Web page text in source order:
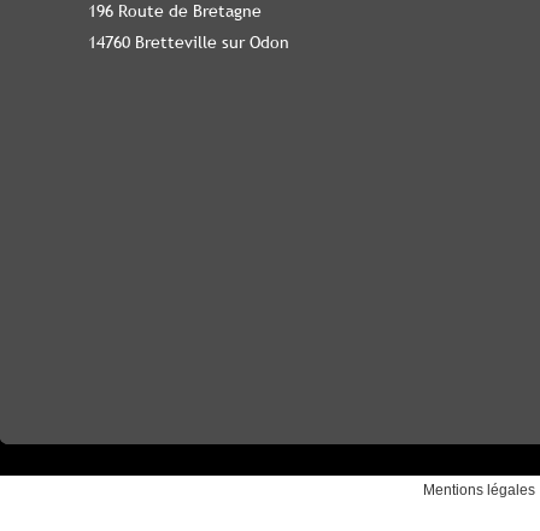
196 Route de Bretagne
14760 Bretteville sur Odon
Mentions légales